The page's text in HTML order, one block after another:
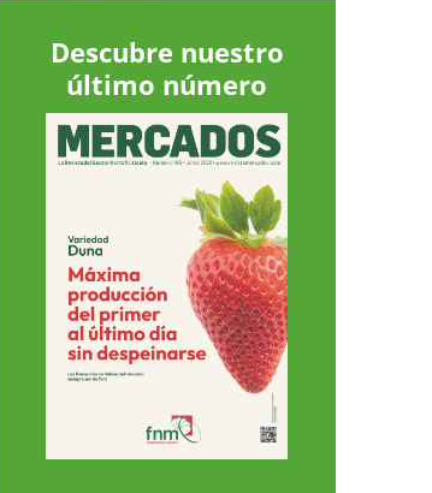
Descubre nuestro
último número